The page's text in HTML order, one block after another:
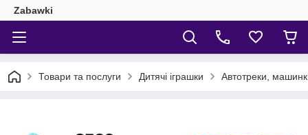
Zabawki
Товари та послуги Дитячі іграшки Автотреки,